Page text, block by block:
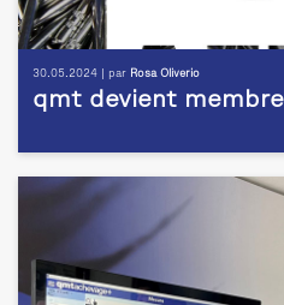
30.05.2024 | par Rosa Oliverio
qmt devient membre